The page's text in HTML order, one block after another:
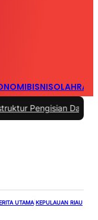
BISNIS
Daya untuk
UTAMA KEPULAUAN RIAU